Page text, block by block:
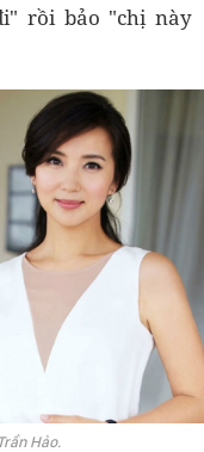
rồi bảo "chị này
Hảo.